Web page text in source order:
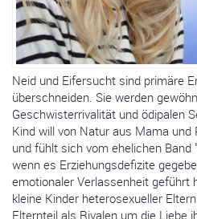
Neid und Eifersucht sind primäre
überschneiden. Sie werden
Geschwisterrivalität und ödipalen
Kind will von Natur aus Mama
und fühlt sich vom ehelichen
wenn es Erziehungsdefizite
emotionaler Verlassenheit geführt
kleine Kinder heterosexueller
Elternteil als Rivalen um die Liebe